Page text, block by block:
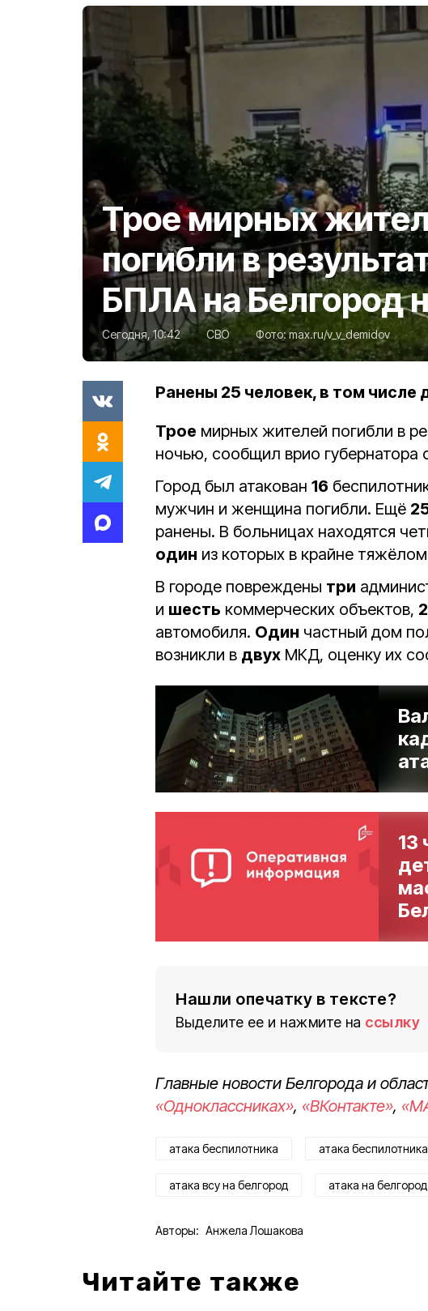
Трое мирных
погибли в
БПЛА на Белгород
Сегодня, 10:42 СВО Фото:max.ru/v_v_demidov
Ранены 25 человек, в том числе
Трое мирных жителей погибли в
ночью, сообщил врио губернатора
Город был атакован 16
мужчин и женщина погибли. Ещё
ранены. В больницах находятся
один из которых в крайне
В городе повреждены три
и шесть коммерческих объектов,
автомобиля. Один частный дом
возникли в двух МКД, оценку их
13
Нашли опечатку в тексте?
Выделите ее и нажмите на ссылку
Главные новости Белгорода и
«Одноклассниках», «ВКонтакте»,
атака беспилотника атака
атака всу на белгород атака на белгород
Авторы: Анжела Лошакова
Читайте также